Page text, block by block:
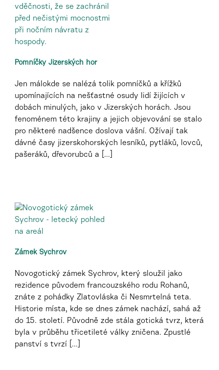
Pomníčky Jizerských hor
Jen málokde se nalézá tolik pomníčků a křížků
upomínajících na nešťastné osudy lidí žijících v
dobách minulých, jako v Jizerských horách. Jsou
fenoménem této krajiny a jejich objevování se stalo
pro některé nadšence doslova vášní. Ožívají tak
dávné časy jizerskohorských lesníků, pytláků, lovců,
pašeráků, dřevorubců a [...]
Zámek Sychrov
Novogotický zámek Sychrov, který sloužil jako
rezidence původem francouzského rodu Rohanů,
znáte z pohádky Zlatovláska či Nesmrtelná teta.
Historie místa, kde se dnes zámek nachází, sahá až
do 15. století. Původně zde stála gotická tvrz, která
byla v průběhu třicetileté války zničena. Zpustlé
panství s tvrzí [...]